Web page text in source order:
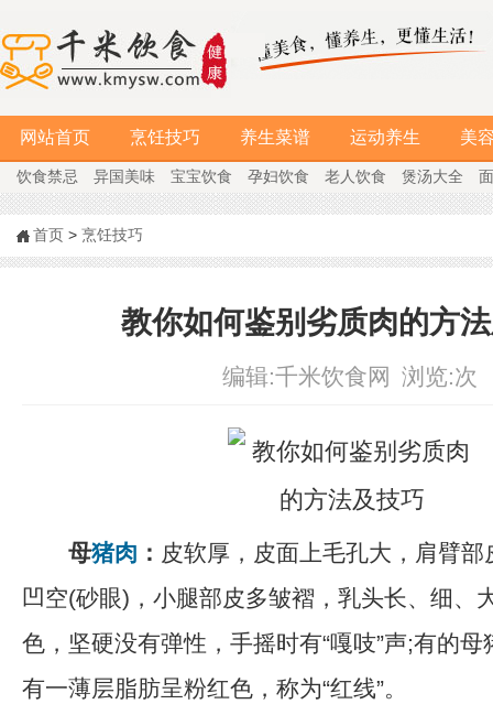
网站首页 烹饪技巧 养生菜谱 运动养生 美
饮食禁忌 异国美味 宝宝饮食 孕妇饮食 老人饮食 煲汤大全
首页 > 烹饪技巧
教你如何鉴别劣质肉的方
编辑:千米饮食网 浏览:次
母猪肉 ： 皮软厚，皮面上毛孔大，肩臂
凹空(砂眼)，小腿部皮多皱褶，乳头长、细、
色，坚硬没有弹性，手摇时有“嘎吱”声;有的
有一薄层脂肪呈粉红色，称为“红线”。